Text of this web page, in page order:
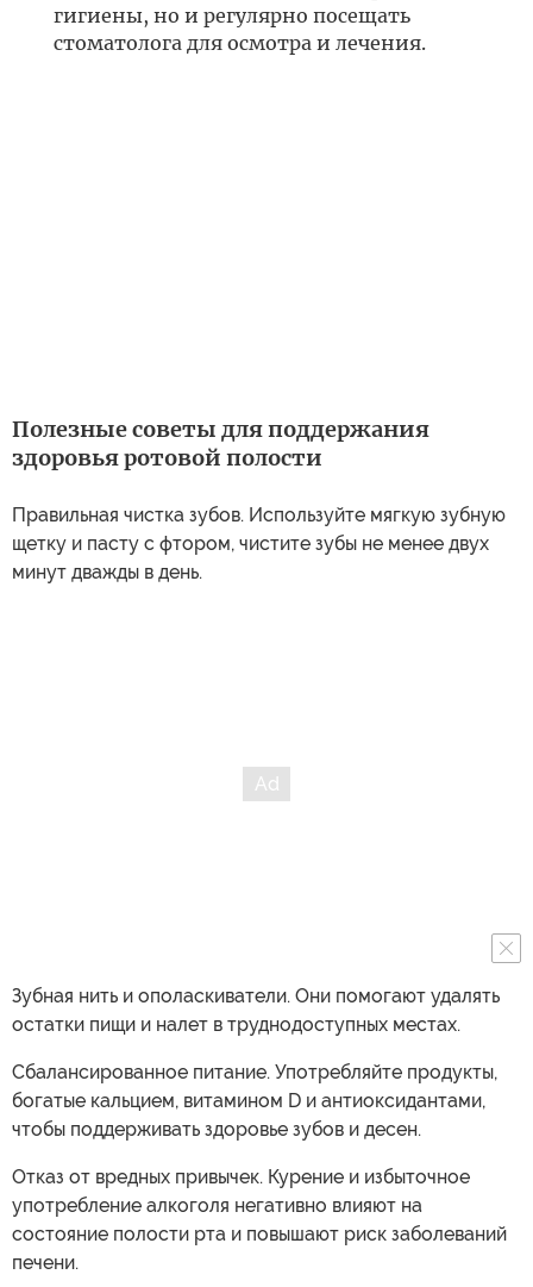
гигиены, но и регулярно посещать
стоматолога для осмотра и лечения.
Полезные советы для поддержания
здоровья ротовой полости
Правильная чистка зубов. Используйте мягкую зубную
щетку и пасту с фтором, чистите зубы не менее двух
минут дважды в день.
Зубная нить и ополаскиватели. Они помогают удалять
остатки пищи и налет в труднодоступных местах.
Сбалансированное питание. Употребляйте продукты,
богатые кальцием, витамином D и антиоксидантами,
чтобы поддерживать здоровье зубов и десен.
Отказ от вредных привычек. Курение и избыточное
употребление алкоголя негативно влияют на
состояние полости рта и повышают риск заболеваний
печени.